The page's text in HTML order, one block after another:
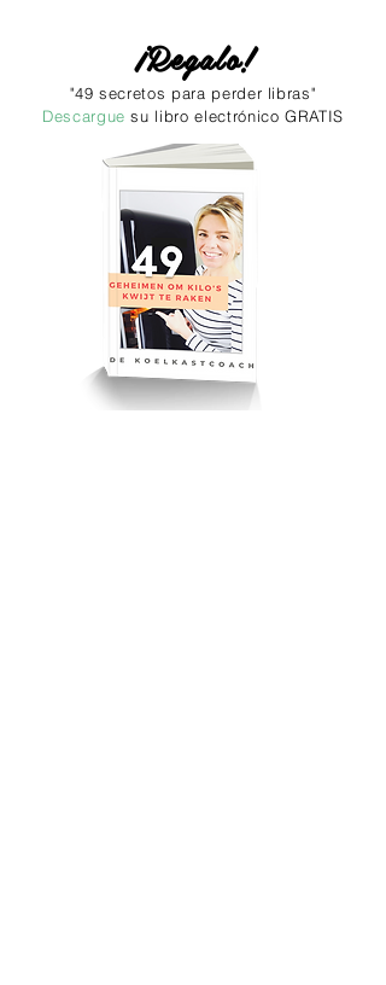
¡Regalo!
"49 secretos para perder libras"
Descargue su libro electrónico GRATIS